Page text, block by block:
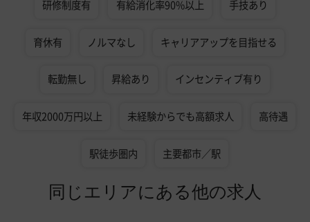
研修制度有 有給消化率90%以上 手技あり
育休有 ノルマなし キャリアアップを目指せる
転勤無し 昇給あり インセンティブ有り
年収2000万円以上 未経験からでも高額求人 高待遇
駅徒歩圏内 主要都市／駅
同じエリアにある他の求人